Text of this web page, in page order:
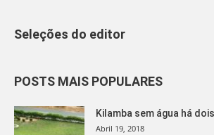
Seleções do editor
POSTS MAIS POPULARES
Kilamba sem água há
Abril 19, 2018